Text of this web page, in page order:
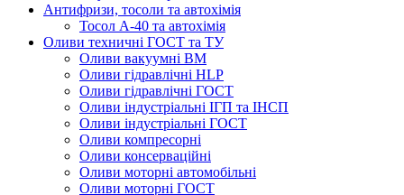
Антифризи, тосоли та автохімія
Тосол А-40 та автохімія
Оливи техничні ГОСТ та ТУ
Оливи вакуумні ВМ
Оливи гідравлічні HLP
Оливи гідравлічні ГОСТ
Оливи індустріальні ІГП та ІНСП
Оливи індустріальні ГОСТ
Оливи компресорні
Оливи консерваційні
Оливи моторні автомобільні
Оливи моторні ГОСТ